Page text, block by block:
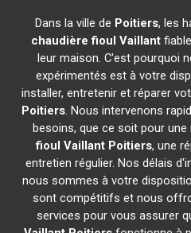
Dans la ville de Poitiers, les
chaudière fioul Vaillant
leur maison. C'est pourquoi
expérimentés est à votre
installer, entretenir et réparer
Poitiers. Nous intervenons
besoins, que ce soit pour une
fioul Vaillant Poitiers, une
entretien régulier. Nos délais
nous sommes à votre
sont compétitifs et nous
services pour vous assurer